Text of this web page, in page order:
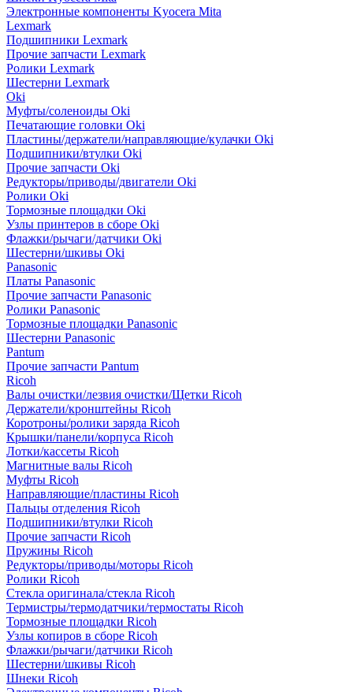
Электронные компоненты Kyocera Mita
Lexmark
Подшипники Lexmark
Прочие запчасти Lexmark
Ролики Lexmark
Шестерни Lexmark
Oki
Муфты/соленоиды Oki
Печатающие головки Oki
Пластины/держатели/направляющие/кулачки Oki
Подшипники/втулки Oki
Прочие запчасти Oki
Редукторы/приводы/двигатели Oki
Ролики Oki
Тормозные площадки Oki
Узлы принтеров в сборе Oki
Флажки/рычаги/датчики Oki
Шестерни/шкивы Oki
Panasonic
Платы Panasonic
Прочие запчасти Panasonic
Ролики Panasonic
Тормозные площадки Panasonic
Шестерни Panasonic
Pantum
Прочие запчасти Pantum
Ricoh
Валы очистки/лезвия очистки/Щетки Ricoh
Держатели/кронштейны Ricoh
Коротроны/ролики заряда Ricoh
Крышки/панели/корпуса Ricoh
Лотки/кассеты Ricoh
Магнитные валы Ricoh
Муфты Ricoh
Направляющие/пластины Ricoh
Пальцы отделения Ricoh
Подшипники/втулки Ricoh
Прочие запчасти Ricoh
Пружины Ricoh
Редукторы/приводы/моторы Ricoh
Ролики Ricoh
Стекла оригинала/стекла Ricoh
Термистры/термодатчики/термостаты Ricoh
Тормозные площадки Ricoh
Узлы копиров в сборе Ricoh
Флажки/рычаги/датчики Ricoh
Шестерни/шкивы Ricoh
Шнеки Ricoh